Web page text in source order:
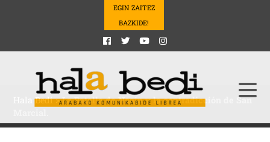
EGIN ZAITEZ
BAZKIDE!
Hala Bedi>La Batalla de Noaín y la contradicción de San